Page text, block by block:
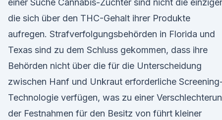
einer Suche Cannabis-Züchter sind nicht die
die sich über den THC-Gehalt ihrer Produkte
aufregen. Strafverfolgungsbehörden in Florida und
Texas sind zu dem Schluss gekommen, dass ihre
Behörden nicht über die für die Unterscheidung
zwischen Hanf und Unkraut erforderliche
Technologie verfügen, was zu einer
der Festnahmen für den Besitz von führt kleiner